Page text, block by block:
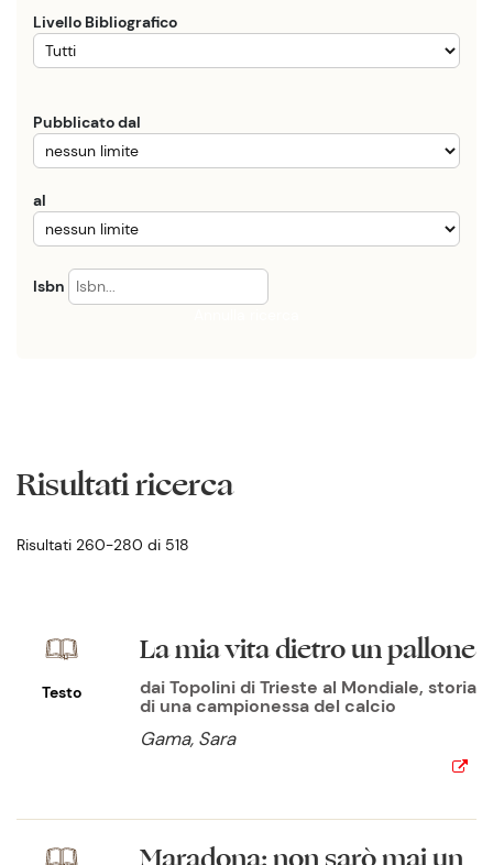
Livello Bibliografico
Pubblicato dal
al
Isbn
Risultati ricerca
Risultati 260-280 di 518
Testo
La mia vita dietro un pallone
dai Topolini di Trieste al Mondiale, storia
di una campionessa del calcio
Gama, Sara